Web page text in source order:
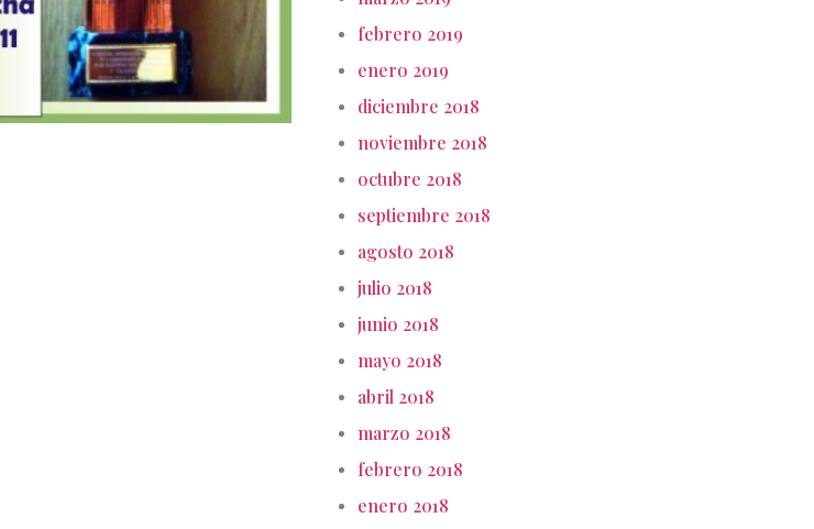
febrero 2019
enero 2019
diciembre 2018
noviembre 2018
octubre 2018
septiembre 2018
agosto 2018
julio 2018
junio 2018
mayo 2018
abril 2018
marzo 2018
febrero 2018
enero 2018